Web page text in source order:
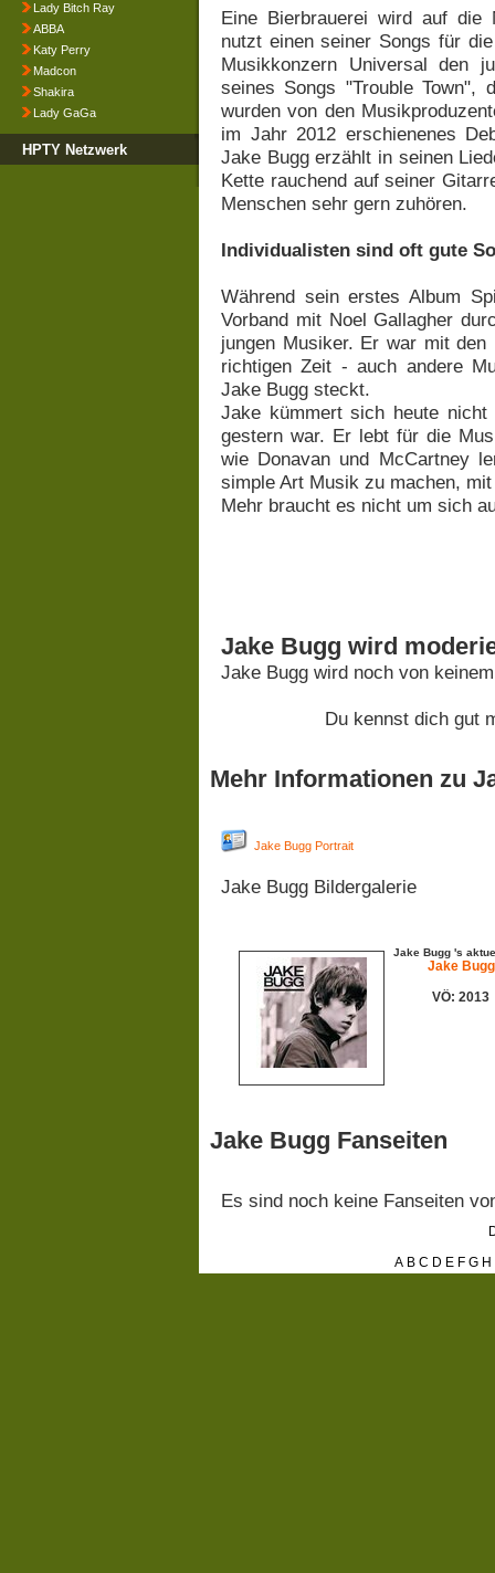
Lady Bitch Ray
ABBA
Katy Perry
Madcon
Shakira
Lady GaGa
HPTY Netzwerk
Eine Bierbrauerei wird auf die
nutzt einen seiner Songs für
Musikkonzern Universal den
seines Songs "Trouble Town",
wurden von den
im Jahr 2012 erschienenes
Jake Bugg erzählt in seinen
Kette rauchend auf seiner
Menschen sehr gern zuhören.
Individualisten sind oft gute
Während sein erstes Album
Vorband mit Noel Gallagher
jungen Musiker. Er war mit
richtigen Zeit - auch andere
Jake Bugg steckt.
Jake kümmert sich heute
gestern war. Er lebt für die
wie Donavan und McCartney
simple Art Musik zu machen,
Mehr braucht es nicht um sich
Jake Bugg wird
Jake Bugg wird noch von
Du kennst dich gut
Mehr Informationen zu
Jake Bugg Portrait
Jake Bugg Bildergalerie
Jake Bugg 's
Jake Bugg
VÖ: 2013
Jake Bugg Fanseiten
Es sind noch keine Fanseiten
A B C D E F G H